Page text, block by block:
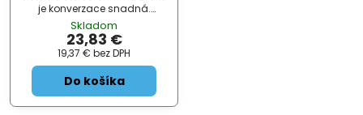
je konverzace snadná.
Mikrofon s potlačením šumu
potlačuje nepříjemný šum na
pozadí – takže může váš
hlas znít čistě. Mikrofon
můžete nosit vlevo nebo
vpravo. A k...
Skladom
23,83 €
19,37 € bez DPH
Do košíka